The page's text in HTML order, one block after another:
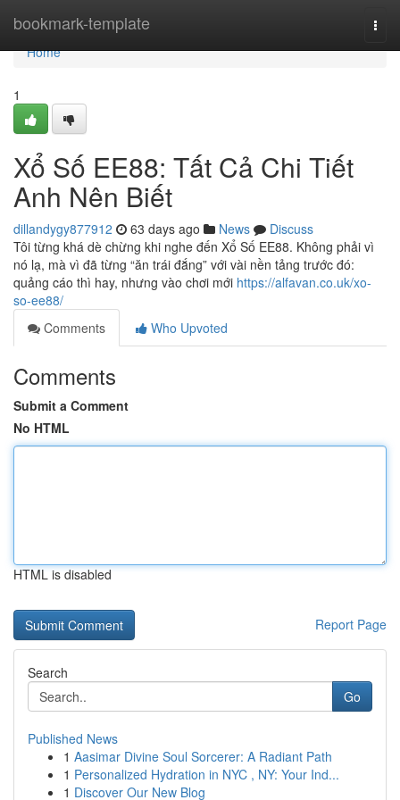
bookmark-template
Home
Home
1
Xổ Số EE88: Tất Cả Chi Tiết
Anh Nên Biết
dillandygy877912 63 days ago News
Discuss
Tôi từng khá dè chừng khi nghe đến Xổ Số EE88. Không phải vì
nó lạ, mà vì đã từng “ăn trái đắng” với vài nền tảng trước đó:
quảng cáo thì hay, nhưng vào chơi mới https://alfavan.co.uk/xo-
so-ee88/
Comments
Who Upvoted
Comments
Submit a Comment
No HTML
HTML is disabled
Report Page
Search
Go
Published News
1 Aasimar Divine Soul Sorcerer: A Radiant Path
1 Personalized Hydration in NYC , NY: Your Ind...
1 Discover Our New Blog